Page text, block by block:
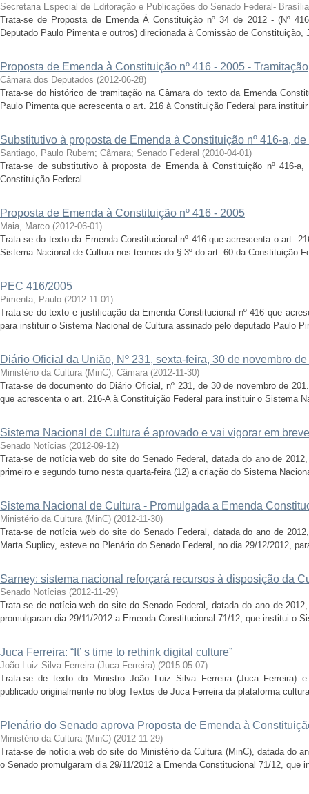
Secretaria Especial de Editoração e Publicações do Senado Federal- Brasília
Trata-se de Proposta de Emenda À Constituição nº 34 de 2012 - (Nº
Deputado Paulo Pimenta e outros) direcionada à Comissão de Constituição,
Proposta de Emenda à Constituição nº 416 - 2005 - Tramitação
Câmara dos Deputados (2012-06-28)
Trata-se do histórico de tramitação na Câmara do texto da Emenda
Paulo Pimenta que acrescenta o art. 216 à Constituição Federal para
Substitutivo à proposta de Emenda à Constituição nº 416-a, de
Santiago, Paulo Rubem; Câmara; Senado Federal (2010-04-01)
Trata-se de substitutivo à proposta de Emenda à Constituição nº 416-
Constituição Federal.
Proposta de Emenda à Constituição nº 416 - 2005
Maia, Marco (2012-06-01)
Trata-se do texto da Emenda Constitucional nº 416 que acrescenta o art.
Sistema Nacional de Cultura nos termos do § 3º do art. 60 da Constituição
PEC 416/2005
Pimenta, Paulo (2012-11-01)
Trata-se do texto e justificação da Emenda Constitucional nº 416 que
para instituir o Sistema Nacional de Cultura assinado pelo deputado Paulo
Diário Oficial da União, Nº 231, sexta-feira, 30 de novembro
Ministério da Cultura (MinC); Câmara (2012-11-30)
Trata-se de documento do Diário Oficial, nº 231, de 30 de novembro de
que acrescenta o art. 216-A à Constituição Federal para instituir o Sistema
Sistema Nacional de Cultura é aprovado e vai vigorar em breve
Senado Notícias (2012-09-12)
Trata-se de notícia web do site do Senado Federal, datada do ano de
primeiro e segundo turno nesta quarta-feira (12) a criação do Sistema
Sistema Nacional de Cultura - Promulgada a Emenda
Ministério da Cultura (MinC) (2012-11-30)
Trata-se de notícia web do site do Senado Federal, datada do ano de
Marta Suplicy, esteve no Plenário do Senado Federal, no dia 29/12/2012,
Sarney: sistema nacional reforçará recursos à disposição da
Senado Notícias (2012-11-29)
Trata-se de notícia web do site do Senado Federal, datada do ano de
promulgaram dia 29/11/2012 a Emenda Constitucional 71/12, que institui o
Juca Ferreira: “It’ s time to rethink digital culture”
João Luiz Silva Ferreira (Juca Ferreira) (2015-05-07)
Trata-se de texto do Ministro João Luiz Silva Ferreira (Juca Ferreira)
publicado originalmente no blog Textos de Juca Ferreira da plataforma
Plenário do Senado aprova Proposta de Emenda à
Ministério da Cultura (MinC) (2012-11-29)
Trata-se de notícia web do site do Ministério da Cultura (MinC), datada do
o Senado promulgaram dia 29/11/2012 a Emenda Constitucional 71/12, que